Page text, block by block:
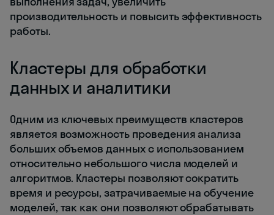
производительность и повысить эффективность
работы.
Кластеры для обработки
данных и аналитики
Одним из ключевых преимуществ кластеров
является возможность проведения анализа
больших объемов данных с использованием
относительно небольшого числа моделей и
алгоритмов. Кластеры позволяют сократить
время и ресурсы, затрачиваемые на обучение
моделей, так как они позволяют обрабатывать